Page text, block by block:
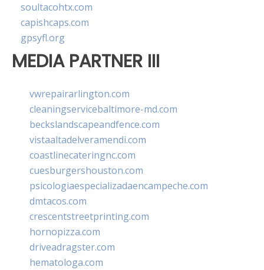
soultacohtx.com
capishcaps.com
gpsyfl.org
MEDIA PARTNER III
vwrepairarlington.com
cleaningservicebaltimore-md.com
beckslandscapeandfence.com
vistaaltadelveramendi.com
coastlinecateringnc.com
cuesburgershouston.com
psicologiaespecializadaencampeche.com
dmtacos.com
crescentstreetprinting.com
hornopizza.com
driveadragster.com
hematologa.com